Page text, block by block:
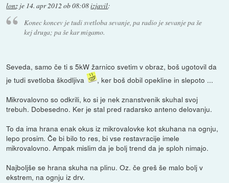
lonz je 14. apr 2012 ob 08:08izjavil:
Konec koncev je tudi svetloba sevanje, pa radio je sevanje pa še
kej druga; pa še kar migamo.
Seveda, samo če ti s 5kW žarnico svetim v obraz, boš ugotovil da
je tudi svetloba škodljiva
, ker boš dobil opekline in slepoto ...
Mikrovalovno so odkrili, ko si je nek znanstvenik skuhal svoj
trebuh. Dobesedno. Ker je stal pred radarsko anteno delovanju.
To da ima hrana enak okus iz mikrovalovke kot skuhana na ognju,
lepo prosim. Če bi bilo to res, bi vse restavracije imele
mikrovalovno. Ampak mislim da je bolj trend da je sploh nimajo.
Najboljše se hrana skuha na plinu. Oz. če greš še malo bolj v
ekstrem, na ognju iz drv.